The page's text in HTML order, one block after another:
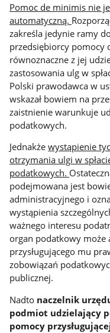
Pomoc de minimis nie
automatyczną.
zakreśla jedynie ramy
przedsiębiorcy pomocy
równoznaczne z jej
zastosowania ulg w
Polski prawodawca w
wskazał bowiem na
zaistnienie warunkuje
podatkowych.
Jednakżewystąpienie
otrzymania ulgi w
podatkowych.
podejmowana jest
administracyjnego i
wystąpienia
ważnego interesu
organ podatkowy może
przysługującego mu
zobowiązań
publicznej.
Nadto naczelnik
podmiot udzielający
pomocy